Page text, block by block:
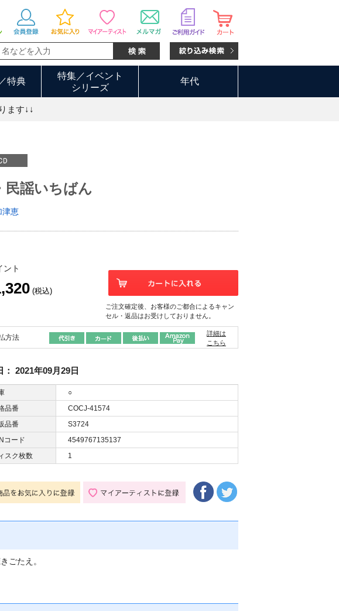
特典
特集／イベント
シリーズ
年代
ます↓↓
民謡いちばん
津恵
ント
(税込)
ご注文確定後、お客様のご都合によるキャン
セル・返品はお受けしておりません。
方法
詳細は
こちら
2021年09月29日
○
品番
COCJ-41574
品番
S3724
コード
4549767135137
スク枚数
1
ごたえ。